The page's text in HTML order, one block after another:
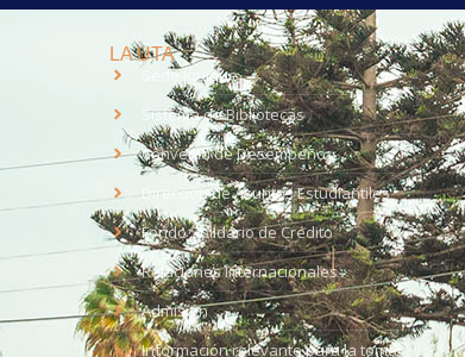
LA UTA
Sede Iquique
Sistema de Bibliotecas
Convenio de Desempeño
Dirección de Asuntos Estudiantiles
Fondo Solidario de Crédito
Relaciones Internacionales
Admisión
Información relevante para la toma